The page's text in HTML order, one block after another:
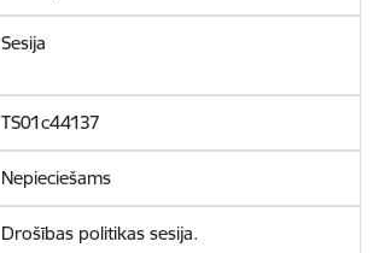
Sesija
TS01c44137
Nepieciešams
Drošības politikas sesija.